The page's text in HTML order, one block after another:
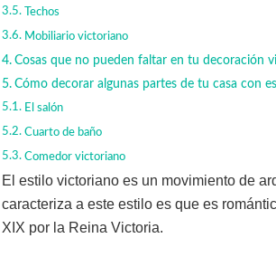
Techos
Mobiliario victoriano
Cosas que no pueden faltar en tu decoración
Cómo decorar algunas partes de tu casa con
El salón
Cuarto de baño
Comedor victoriano
El estilo victoriano es un movimiento de
caracteriza a este estilo es que es
XIX por la Reina Victoria.